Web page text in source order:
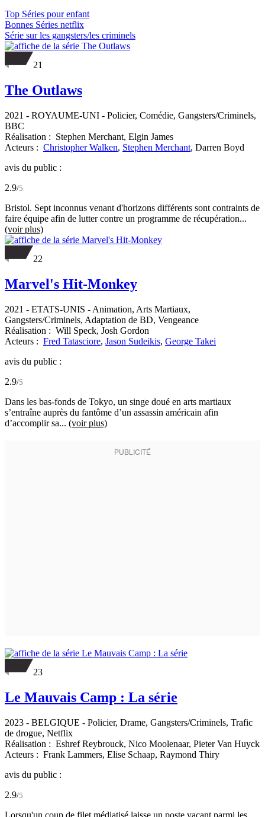
Top Séries pour enfant
Bonnes Séries netflix
Série sur les gangsters/les criminels
21
The Outlaws
2021 - ROYAUME-UNI - Policier, Comédie, Gangsters/Criminels,
BBC
Réalisation : Stephen Merchant, Elgin James
Acteurs : Christopher Walken, Stephen Merchant, Darren Boyd
avis du public :
2.9/5
Bristol. Sept inconnus venant d'horizons différents sont contraints de
faire équipe afin de lutter contre un programme de récupération...
(voir plus)
22
Marvel's Hit-Monkey
2021 - ETATS-UNIS - Animation, Arts Martiaux,
Gangsters/Criminels, Adaptation de BD, Vengeance
Réalisation : Will Speck, Josh Gordon
Acteurs : Fred Tatasciore, Jason Sudeikis, George Takei
avis du public :
2.9/5
Dans les bas-fonds de Tokyo, un singe doué en arts martiaux
s’entraîne auprès du fantôme d’un assassin américain afin
d’accomplir sa... (voir plus)
23
Le Mauvais Camp : La série
2023 - BELGIQUE - Policier, Drame, Gangsters/Criminels, Trafic
de drogue, Netflix
Réalisation : Eshref Reybrouck, Nico Moolenaar, Pieter Van Huyck
Acteurs : Frank Lammers, Elise Schaap, Raymond Thiry
avis du public :
2.9/5
Lorsqu'un coup de filet médiatisé laisse un poste vacant parmi les